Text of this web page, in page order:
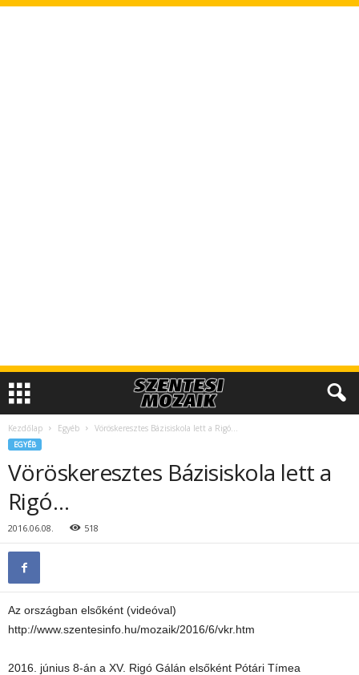
Kezdőlap Egyéb Vöröskeresztes Bázisiskola lett a Rigó…
EGYÉB
Vöröskeresztes Bázisiskola lett a
Rigó…
2016.06.08. 518
Az országban elsőként (videóval)
http://www.szentesinfo.hu/mozaik/2016/6/vkr.htm
2016. június 8-án a XV. Rigó Gálán elsőként Pótári Tímea